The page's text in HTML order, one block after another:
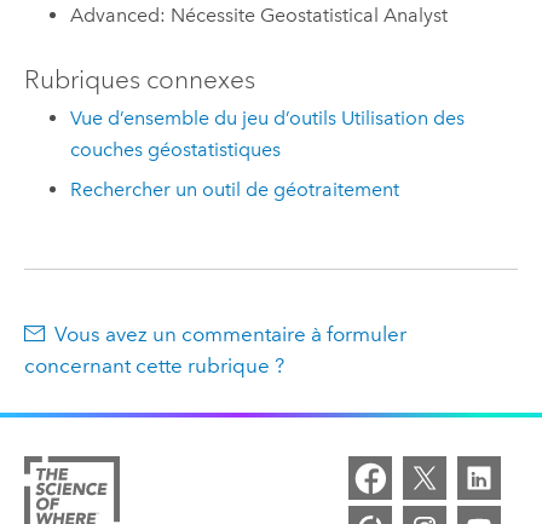
Advanced: Nécessite Geostatistical Analyst
Rubriques connexes
Vue d’ensemble du jeu d’outils Utilisation des
couches géostatistiques
Rechercher un outil de géotraitement
Vous avez un commentaire à formuler
concernant cette rubrique ?